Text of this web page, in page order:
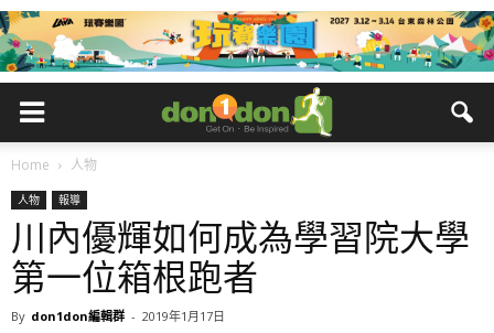
Home 人物
人物 報導
川內優輝如何成為學習院大學
第一位箱根跑者
By don1don編輯群 - 2019年1月17日